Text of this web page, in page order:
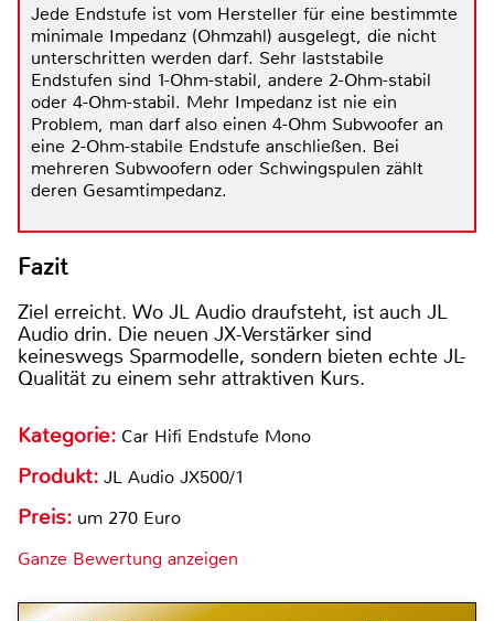
Jede Endstufe ist vom Hersteller für eine bestimmte
minimale Impedanz (Ohmzahl) ausgelegt, die nicht
unterschritten werden darf. Sehr laststabile
Endstufen sind 1-Ohm-stabil, andere 2-Ohm-stabil
oder 4-Ohm-stabil. Mehr Impedanz ist nie ein
Problem, man darf also einen 4-Ohm Subwoofer an
eine 2-Ohm-stabile Endstufe anschließen. Bei
mehreren Subwoofern oder Schwingspulen zählt
deren Gesamtimpedanz.
Fazit
Ziel erreicht. Wo JL Audio draufsteht, ist auch JL
Audio drin. Die neuen JX-Verstärker sind
keineswegs Sparmodelle, sondern bieten echte JL-
Qualität zu einem sehr attraktiven Kurs.
Kategorie: Car Hifi Endstufe Mono
Produkt: JL Audio JX500/1
Preis: um 270 Euro
Ganze Bewertung anzeigen